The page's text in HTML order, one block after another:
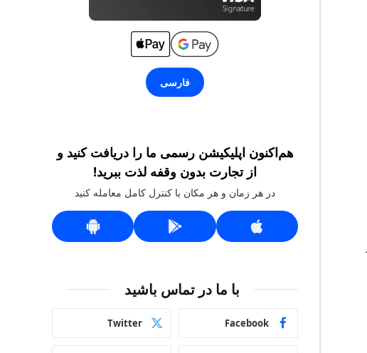
فارسی
هم‌اکنون اپلیکیشن رسمی ما را دریافت کنید و
از تجارت بدون وقفه لذت ببرید!
در هر زمان و هر مکان با کنترل کامل معامله کنید
با ما در تماس باشید
Facebook
Twitter